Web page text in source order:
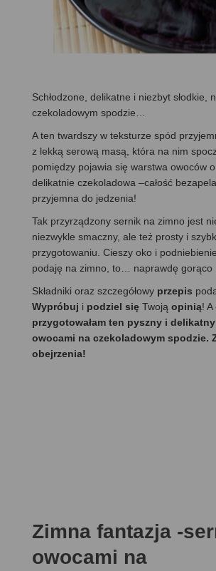
Schłodzone, delikatne i niezbyt słodkie,
czekoladowym spodzie…
A ten twardszy w teksturze spód
z lekką serową masą, która na nim
pomiędzy pojawia się warstwa owoców
delikatnie czekoladowa –całość
przyjemna do jedzenia!
Tak przyrządzony sernik na zimno jest
niezwykle smaczny, ale też prosty i
przygotowaniu. Cieszy oko i
podaję na zimno, to… naprawdę gorąco
Składniki oraz szczegółowy przepis
Wypróbuj i podziel się Twoją opinią! A
przygotowałam ten pyszny i
owocami na czekoladowym spodzie.
obejrzenia!
Zimna fantazja -
owocami na